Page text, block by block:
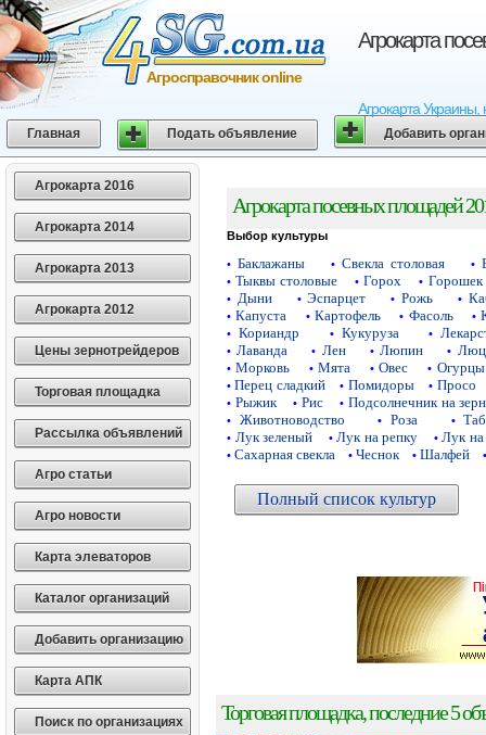
Агрокарта
Агрокарта
Агросправочник online
Главная Подать объявление Добавить
Агрокарта 2016
Агрокарта 2014
Агрокарта 2013
Агрокарта 2012
Цены зернотрейдеров
Торговая площадка
Рассылка объявлений
Агро статьи
Агро новости
Карта элеваторов
Каталог организаций
Добавить организацию
Карта АПК
Поиск по организациях
Агрокарта посевных площадей
Выбор культуры
• Баклажаны • Свекла столовая •
• Тыквы столовые • Горох • Горошек
• Дыни • Эспарцет • Рожь •
• Капуста • Картофель • Фасоль •
• Кориандр • Кукуруза •
• Лаванда • Лен • Люпин •
• Морковь • Мята • Овес • Огурцы
• Перец сладкий • Помидоры • Просо
• Рыжик • Рис • Подсолнечник на
• Животноводство • Роза •
• Лук зеленый • Лук на репку • Лук на
• Сахарная свекла • Чеснок • Шалфей •
Полный список культур
Торговая площадка, последние 5